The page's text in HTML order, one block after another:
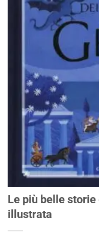
Le più belle
illustrata